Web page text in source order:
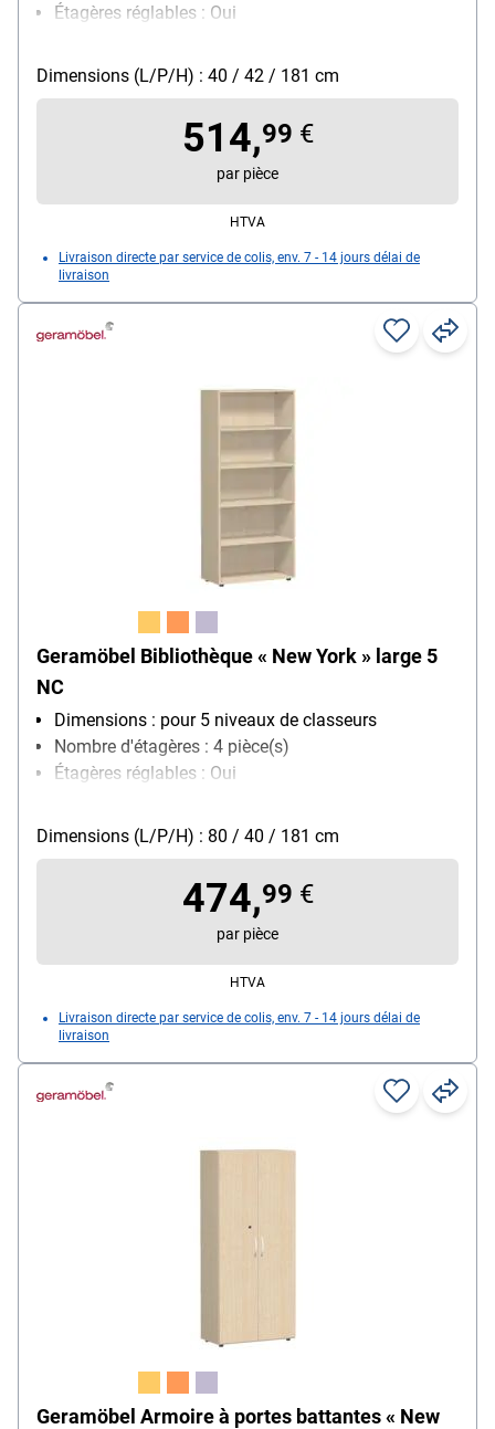
Étagères réglables : Oui
Modèle de piètement : sur patins
Dimensions (L/P/H) : 40 / 42 / 181 cm
514,99 €
par pièce
HTVA
Livraison directe par service de colis, env. 7 - 14 jours délai de
livraison
Geramöbel Bibliothèque « New York » large 5
NC
Dimensions : pour 5 niveaux de classeurs
Nombre d'étagères : 4 pièce(s)
Étagères réglables : Oui
Modèle de piètement : sur patins
Particularités : ajustement de la hauteur
Dimensions (L/P/H) : 80 / 40 / 181 cm
474,99 €
par pièce
HTVA
Livraison directe par service de colis, env. 7 - 14 jours délai de
livraison
Geramöbel Armoire à portes battantes « New